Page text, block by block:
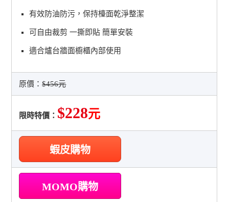
有效防油防污，保持檯面乾淨整潔
可自由裁剪 一撕即貼 簡單安裝
適合爐台牆面櫥櫃內部使用
原價：$456元
限時特價： $228元
蝦皮購物
MOMO購物